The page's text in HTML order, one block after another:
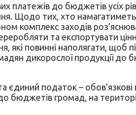
платежів до бюджетів усіх
Щодо тих, хто
комплекс заходів
та експортувати
які повинні наполягати, щоб
дикорослої продукції до
єдиний податок – обов’язкові
бюджетів громад, на